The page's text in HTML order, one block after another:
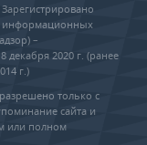
информационных
–
2020 г. (ранее
г.)
только с
сайта и
или полном